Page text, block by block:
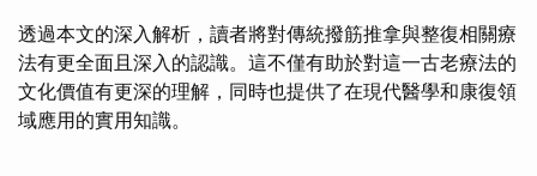
透過本文的深入解析，讀者將對傳統撥筋推拿與整復相關療
法有更全面且深入的認識。這不僅有助於對這一古老療法的
文化價值有更深的理解，同時也提供了在現代醫學和康復領
域應用的實用知識。